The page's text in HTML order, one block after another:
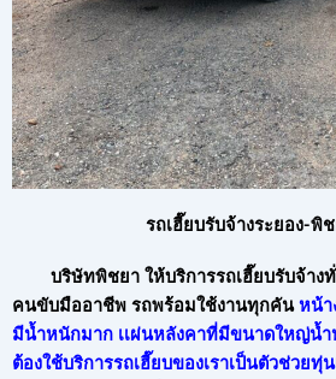
รถเฮี๊ยบรับจ้างระยอง-พิ
บริษัทพิชยา ให้บริการรถเฮี๊ยบรับจ้าง
คนขับมืออาชีพ รถพร้อมใช้งานทุกคันหน้า
มีน้ำหนักมาก เเผ่นหลังคาที่มีขนาดใหญ่น้
ต้องใช้บริการรถเฮี๊ยบของเราเป็นตัวช่วยทุ่